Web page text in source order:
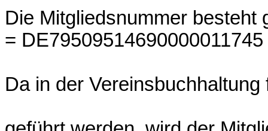
Die Mitgliedsnummer
= DE79509514690000011745
Da in der